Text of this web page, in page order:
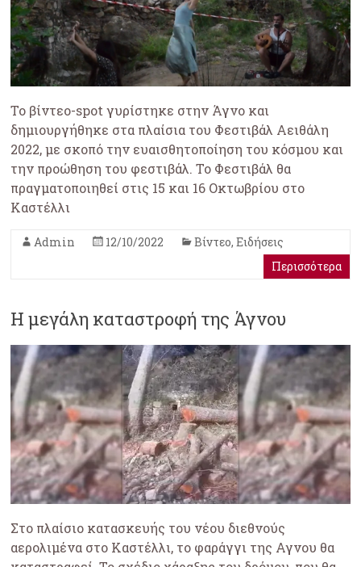
Το βίντεο-spot γυρίστηκε στην Άγνο και
δημιουργήθηκε στα πλαίσια του Φεστιβάλ Αειθάλη
2022, με σκοπό την ευαισθητοποίηση του κόσμου και
την προώθηση του φεστιβάλ. Το Φεστιβάλ θα
πραγματοποιηθεί στις 15 και 16 Οκτωβρίου στο
Καστέλλι
Admin 12/10/2022 Βίντεο,Ειδήσεις
Περισσότερα
Η μεγάλη καταστροφή της Άγνου
Στο πλαίσιο κατασκευής του νέου διεθνούς
αερολιμένα στο Καστέλλι, το φαράγγι της Αγνου θα